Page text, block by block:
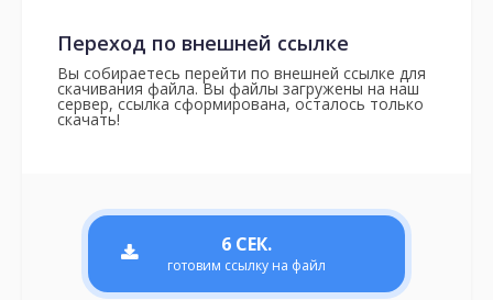
Переход по внешней ссылке
Вы собираетесь перейти по внешней ссылке для
скачивания файла. Вы файлы загружены на наш
сервер, ссылка сформирована, осталось только
скачать!
6 СЕК.
готовим ссылку на файл